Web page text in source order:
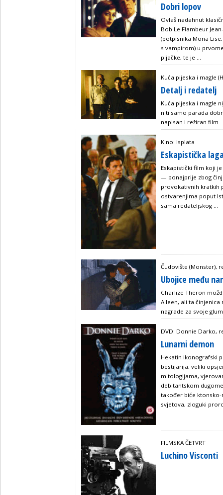
Dobri lopov
Ovlaš nadahnut
Bob Le Flambeur
(potpisnika Mona
s vampirom) u
pljačke, te je ...
Kuća pijeska i magle
Detalj i redatelj
Kuća pijeska i magle
niti samo parada
napisan i režiran film
Kino: Isplata
Eskapistička
Eskapistički film koji
— ponajprije zbog
provokativnih kratkih
ostvarenjima poput
sama redateljskog ...
Čudovište (Monster),
Ubojice među
Charlize Theron
Aileen, ali ta
nagrade za svoje
DVD: Donnie Darko,
Lunarni demon
Hekatin ikonografski
bestijarija, veliki
mitologijama,
debitantskom
također biće
svjetova, zloguki
FILMSKA ČETVRT
Luchino Visconti